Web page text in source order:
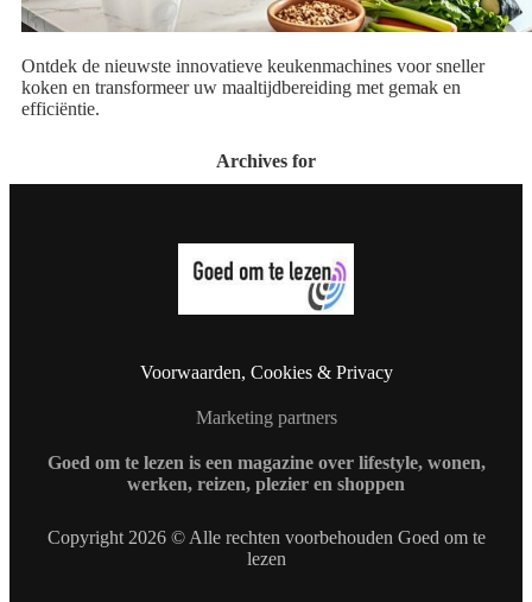
Ontdek de nieuwste innovatieve keukenmachines voor sneller
koken en transformeer uw maaltijdbereiding met gemak en
efficiëntie.
Archives for
Voorwaarden, Cookies & Privacy
Marketing partners
Goed om te lezen is een magazine over lifestyle, wonen,
werken, reizen, plezier en shoppen
Copyright 2026 © Alle rechten voorbehouden Goed om te
lezen